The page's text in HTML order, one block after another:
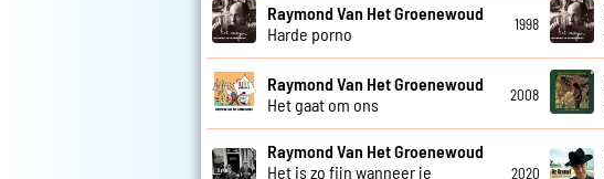
Raymond Van Het Groenewoud
Harde porno
1998
Raymond Van Het Groenewoud
Het gaat om ons
2008
Raymond Van Het Groenewoud
Het is zo fijn wanneer je
2020